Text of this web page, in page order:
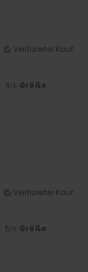
Verifizierter Kauf
: 4/5 Größe:
Verifizierter Kauf
: 5/5 Größe: